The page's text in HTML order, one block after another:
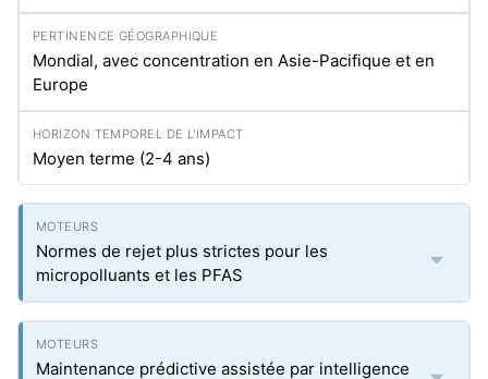
Mondial, avec concentration en Asie-Pacifique et en
Europe
Moyen terme (2-4 ans)
Normes de rejet plus strictes pour les
micropolluants et les PFAS
Maintenance prédictive assistée par intelligence